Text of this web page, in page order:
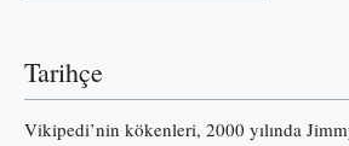
Tarihçe
Vikipedi’nin kökenleri, 2000 yılında